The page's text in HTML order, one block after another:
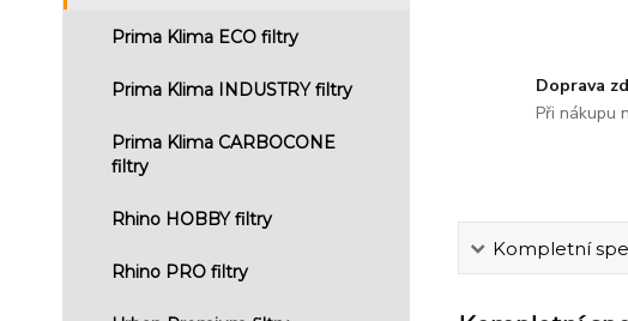
Prima Klima ECO filtry
Prima Klima INDUSTRY filtry
Prima Klima CARBOCONE
filtry
Rhino HOBBY filtry
Rhino PRO filtry
Doprava
Při nákupu
Kompletní